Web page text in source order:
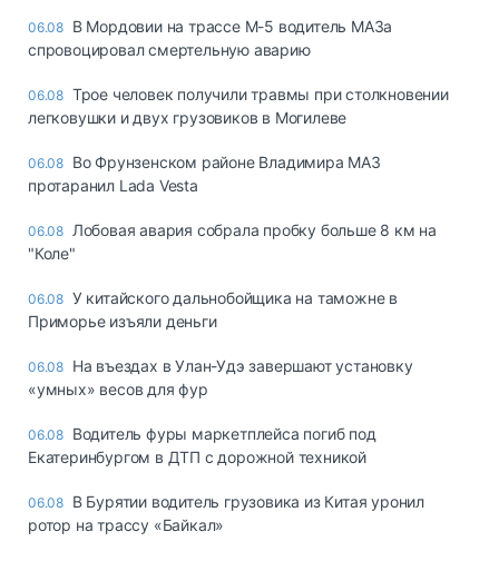
06.08 В Мордовии на трассе М-5 водитель МАЗа
спровоцировал смертельную аварию
06.08 Трое человек получили травмы при столкновении
легковушки и двух грузовиков в Могилеве
06.08 Во Фрунзенском районе Владимира МАЗ
протаранил Lada Vesta
06.08 Лобовая авария собрала пробку больше 8 км на
"Коле"
06.08 У китайского дальнобойщика на таможне в
Приморье изъяли деньги
06.08 Ha въeздax в Улaн-Удэ зaвepшaют ycтaнoвкy
«yмныx» вecoв для фyp
06.08 Водитель фуры маркетплейса погиб под
Екатеринбургом в ДТП с дорожной техникой
06.08 В Бурятии водитель грузовика из Китая уронил
ротор на трассу «Байкал»